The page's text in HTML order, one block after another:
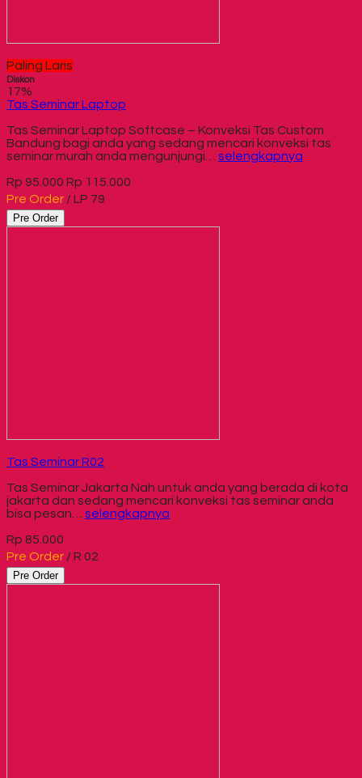
Paling Laris
Diskon
17%
Tas Seminar Laptop
Tas Seminar Laptop Softcase – Konveksi Tas Custom
Bandung bagi anda yang sedang mencari konveksi tas
seminar murah anda mengunjungi… selengkapnya
Rp 95.000 Rp 115.000
Pre Order / LP 79
Pre Order
Tas Seminar R02
Tas Seminar Jakarta Nah untuk anda yang berada di kota
jakarta dan sedang mencari konveksi tas seminar anda
bisa pesan… selengkapnya
Rp 85.000
Pre Order / R 02
Pre Order